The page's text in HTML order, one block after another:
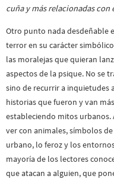
cuña y más relacionadas
Otro punto nada desdeñable
terror en su carácter
las moralejas que quieran
aspectos de la psique. No se
sino de recurrir a inquietudes
historias que fueron y van
estableciendo mitos
ver con animales, símbolos
urbano, lo feroz y los
mayoría de los lectores
que atacan a alguien, que